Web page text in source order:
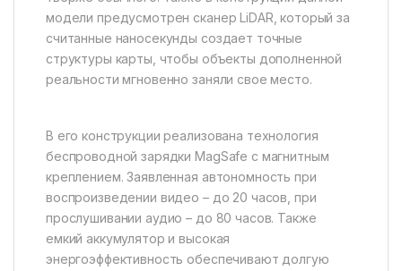
модели предусмотрен сканер LiDAR, который за
считанные наносекунды создает точные
структуры карты, чтобы объекты дополненной
реальности мгновенно заняли свое место.
В его конструкции реализована технология
беспроводной зарядки MagSafe с магнитным
креплением. Заявленная автономность при
воспроизведении видео – до 20 часов, при
прослушивании аудио – до 80 часов. Также
емкий аккумулятор и высокая
энергоэффективность обеспечивают долгую